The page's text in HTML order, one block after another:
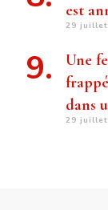
est
29 juillet
Une
dans
29 juillet